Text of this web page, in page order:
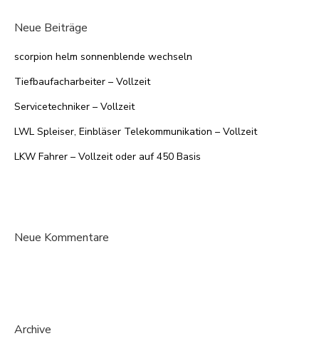
Neue Beiträge
scorpion helm sonnenblende wechseln
Tiefbaufacharbeiter – Vollzeit
Servicetechniker – Vollzeit
LWL Spleiser, Einbläser Telekommunikation – Vollzeit
LKW Fahrer – Vollzeit oder auf 450 Basis
Neue Kommentare
Archive